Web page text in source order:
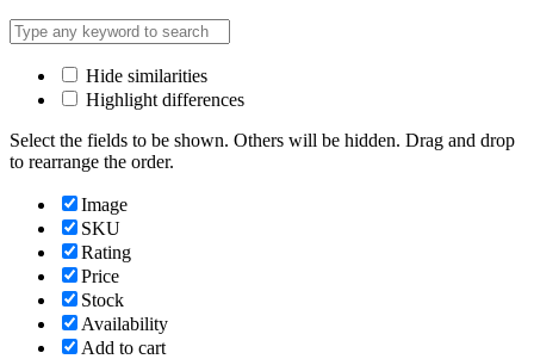
Hide similarities
Highlight differences
Select the fields to be shown. Others will be hidden. Drag and drop
to rearrange the order.
Image
SKU
Rating
Price
Stock
Availability
Add to cart